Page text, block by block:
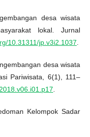
desa wisata
lokal. Jurnal
10.31311/jp.v3i2.1037
desa wisata
Pariwisata, 6(1), 111–
Kelompok Sadar